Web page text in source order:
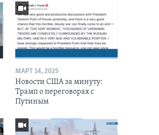
МАРТ 14, 2025
Новости США за минуту:
Трамп о переговорах с
Путиным